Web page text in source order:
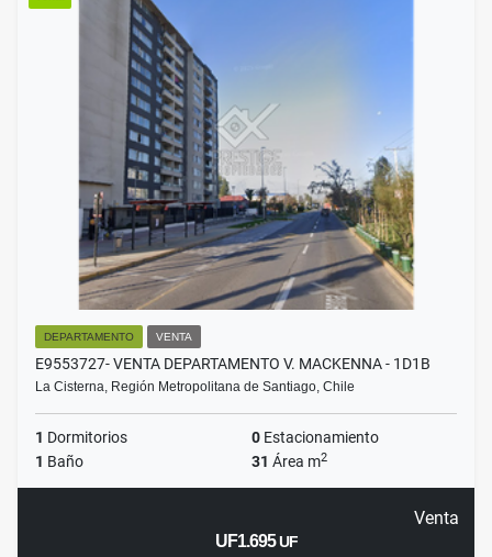
DEPARTAMENTO VENTA
E9553727- VENTA DEPARTAMENTO V. MACKENNA - 1D1B
La Cisterna, Región Metropolitana de Santiago, Chile
1 Dormitorios 0 Estacionamiento
1 Baño 31 Área m2
Venta
UF1.695UF